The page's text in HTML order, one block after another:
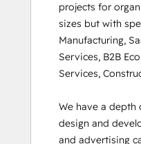
projects for
sizes but with
Manufacturing,
Services, B2B
Services,
We have a
design and
and advertising